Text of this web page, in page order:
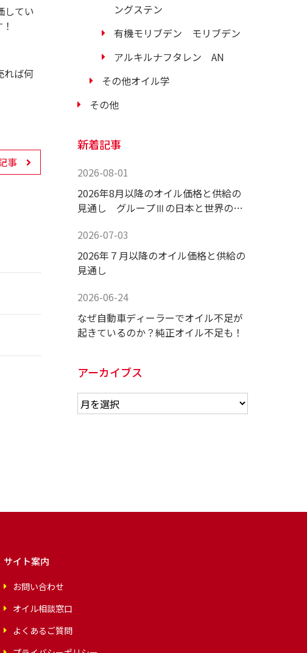
してい
れば何
事
ングステン
有機モリブデン モリブデン
アルキルナフタレン AN
その他オイル学
その他
新着記事
2026-08-01
2026年8月以降のオイル価格と供給の
見通し グループⅢの日本と世界の供
2026-07-03
2026年７月以降のオイル価格と供給の
見通し
2026-06-24
なぜ自動車ディーラーでオイル不足が
起きているのか？純正オイル不足も！
アーカイブス
サイト案内
お問い合わせ
オイル相談窓口
よくあるご質問